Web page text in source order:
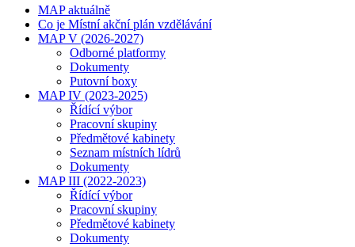
MAP aktuálně
Co je Místní akční plán vzdělávání
MAP V (2026-2027)
Odborné platformy
Dokumenty
Putovní boxy
MAP IV (2023-2025)
Řídící výbor
Pracovní skupiny
Předmětové kabinety
Seznam místních lídrů
Dokumenty
MAP III (2022-2023)
Řídící výbor
Pracovní skupiny
Předmětové kabinety
Dokumenty